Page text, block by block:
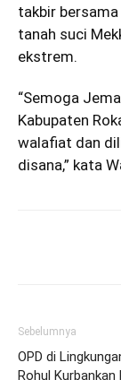
takbir
tanah suci
ekstrem.
“Semoga
Kabupaten
walafiat dan
disana,” kata
Sebelumnya
OPD di
Rohul Kurbankan